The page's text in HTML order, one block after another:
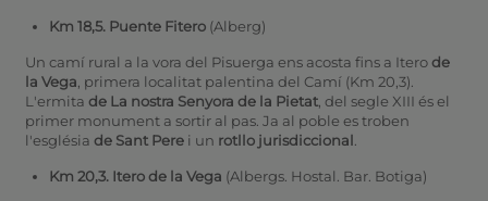
Km 18,5. Puente Fitero (Alberg)
Un camí rural a la vora del Pisuerga ens acosta fins a Iterode
la Vega , primera localitat palentina del Camí (Km 20,3).
L'ermita de La nostra Senyora de la Pietat, del segle XIII és el
primer monument a sortir al pas. Ja al poble es troben
l'església de Sant Perei un rotllo jurisdiccional
Km 20,3. Itero de la Vega (Albergs. Hostal. Bar. Botiga)